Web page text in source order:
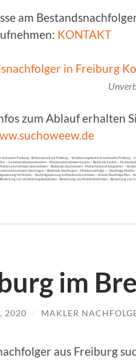
am
KONTAKT
zum Ablauf erhalten
verkaufen Freiburg– Bestandsverkauf Freiburg – Versicherungsbestand verkaufen Freiburg
– Investmentbestand kaufen – Maklerunternehmen kaufen – Bestände kaufen –
übernehmen – Bestände übernehmen –Maklerbestand integrieren –
übertragen – Bestände übertragen – Maklernachfolge –– Nachfolge
für Makler – Nachfolgeplanung im Maklerunternehmen – Makler Nachfolge Plan
von Versicherungsbeständen – Bewertung von Maklerbeständen – Bewertung von
im
2020 / MAKLER
aus Freiburg